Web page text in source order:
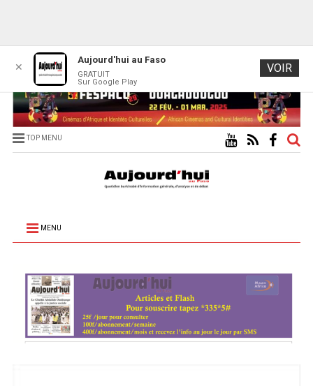
TOP MENU
MENU
✕
Aujourd'hui au Faso
GRATUIT
Sur Google Play
VOIR